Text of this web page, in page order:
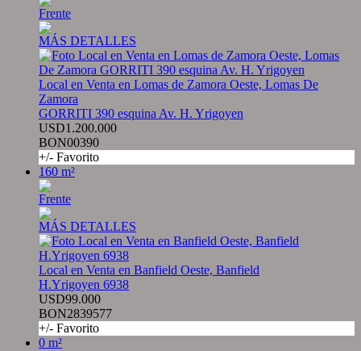
Frente
MÁS DETALLES
Local en Venta en Lomas de Zamora Oeste, Lomas De
Zamora
GORRITI 390 esquina Av. H. Yrigoyen
USD1.200.000
BON00390
+/- Favorito
160 m²
Frente
MÁS DETALLES
Local en Venta en Banfield Oeste, Banfield
H.Yrigoyen 6938
USD99.000
BON2839577
+/- Favorito
0 m²